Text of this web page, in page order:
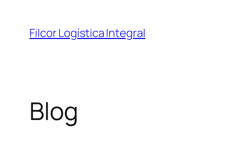
contenido
Filcor Logística Integral
Blog